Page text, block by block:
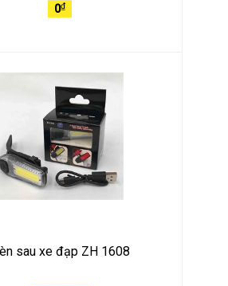
0₫
sau xe đạp ZH 1608